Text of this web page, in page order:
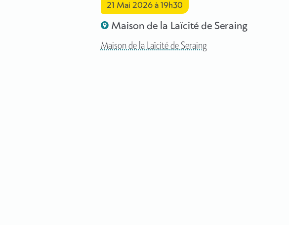
21 Mai 2026à 19h30
Maison de la Laïcité de Seraing
Maison de la Laïcité de Seraing